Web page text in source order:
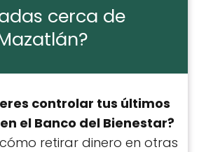
cerca de
controlar tus últimos
el Banco del Bienestar?
retirar dinero en otras